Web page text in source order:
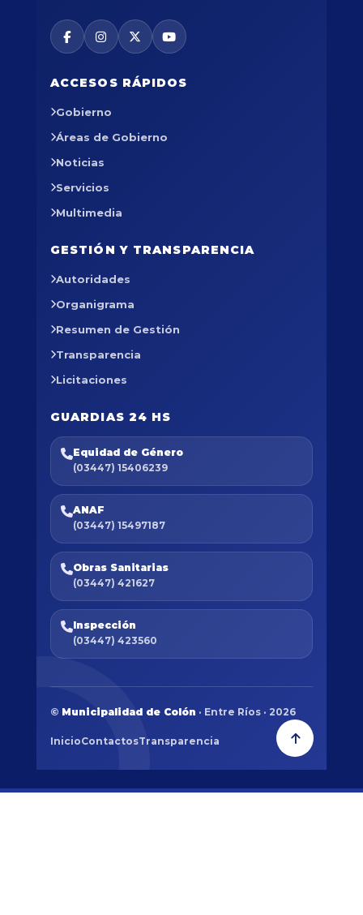
ACCESOS RÁPIDOS
Gobierno
Áreas de Gobierno
Noticias
Servicios
Multimedia
GESTIÓN Y TRANSPARENCIA
Autoridades
Organigrama
Resumen de Gestión
Transparencia
Licitaciones
GUARDIAS 24 HS
Equidad de Género
(03447) 15406239
ANAF
(03447) 15497187
Obras Sanitarias
(03447) 421627
Inspección
(03447) 423560
© Municipalidad de Colón · Entre Ríos · 2026
InicioContactosTransparencia